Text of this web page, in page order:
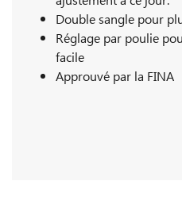
Double sangle pour
Réglage par poulie
facile
Approuvé par la FINA